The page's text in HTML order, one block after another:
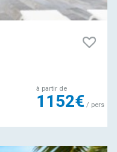
à partir de
1152€/ pers